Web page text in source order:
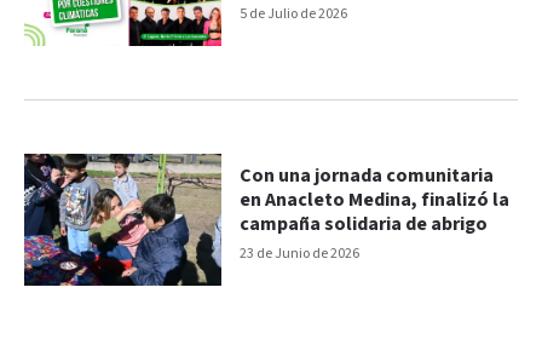
5 de Julio de 2026
23 de Junio de 2026
Con una jornada comunitaria
en Anacleto Medina, finalizó la
campaña solidaria de abrigo